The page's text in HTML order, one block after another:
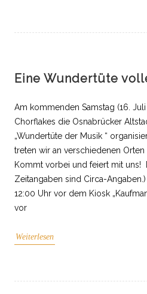
Eine Wundertüte
Am kommenden Samstag (16.
Chorflakes die Osnabrücker
„Wundertüte der Musik “
treten wir an verschiedenen Orten
Kommt vorbei und feiert mit uns!
Zeitangaben sind Circa-Angaben.)
12:00 Uhr vor dem Kiosk
vor
Weiterlesen